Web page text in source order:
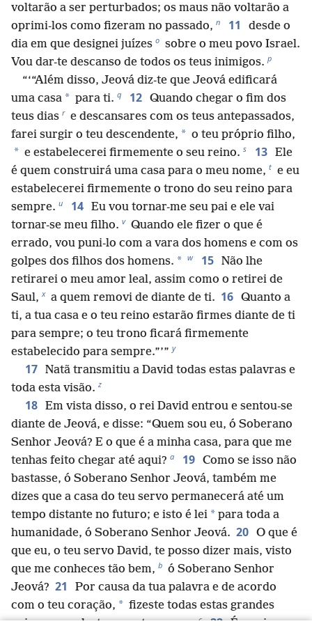
voltarão a ser perturbados; os maus não voltarão a
oprimi-los como fizeram no passado, n 11
desde o
dia em que designei juízes o sobre o meu povo Israel.
Vou dar-te descanso de todos os teus inimigos. p
“‘“Além disso, Jeová diz-te que Jeová edificará
uma casa * para ti. q 12 Quando chegar o fim dos
teus dias r e descansares com os teus antepassados,
farei surgir o teu descendente, * o teu próprio filho,
* e estabelecerei firmemente o seu reino. s 13 Ele
é quem construirá uma casa para o meu nome, t e eu
estabelecerei firmemente o trono do seu reino para
sempre. u 14 Eu vou tornar-me seu pai e ele vai
tornar-se meu filho. v Quando ele fizer o que é
errado, vou puni-lo com a vara dos homens e com os
golpes dos filhos dos homens. * w 15 Não lhe
retirarei o meu amor leal, assim como o retirei de
Saul, x a quem removi de diante de ti. 16 Quanto a
ti, a tua casa e o teu reino estarão firmes diante de ti
para sempre; o teu trono ficará firmemente
estabelecido para sempre.”’” y
17 Natã transmitiu a David todas estas palavras e
toda esta visão. z
18 Em vista disso, o rei David entrou e sentou-se
diante de Jeová, e disse: “Quem sou eu, ó Soberano
Senhor Jeová? E o que é a minha casa, para que me
tenhas feito chegar até aqui? a 19 Como se isso não
bastasse, ó Soberano Senhor Jeová, também me
dizes que a casa do teu servo permanecerá até um
tempo distante no futuro; e isto é lei * para toda a
humanidade, ó Soberano Senhor Jeová. 20 O que é
que eu, o teu servo David, te posso dizer mais, visto
que me conheces tão bem, b ó Soberano Senhor
Jeová? 21
Por causa da tua palavra e de acordo
com o teu coração, * fizeste todas estas grandes
c 22